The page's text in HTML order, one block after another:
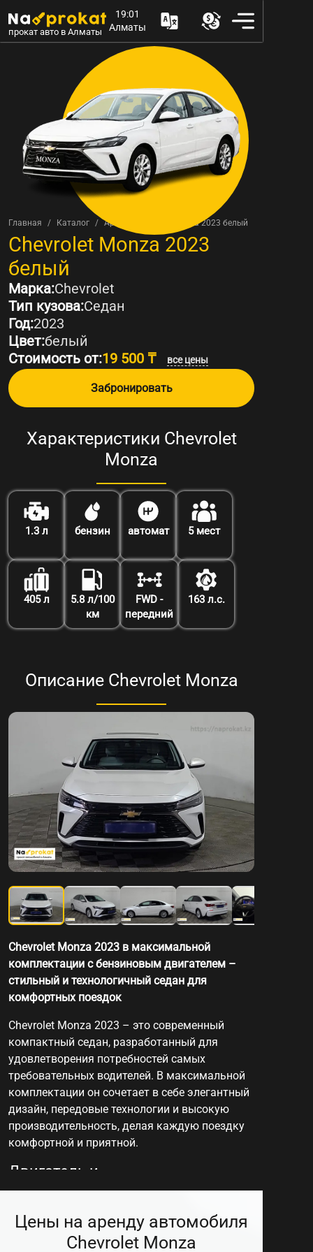
прокат авто в Алматы
19:01
Алматы
Главная Каталог Аренда Chevrolet Monza 2023 белый
Аренда
Chevrolet Monza 2023
белый
Марка:Chevrolet
Тип кузова:Седан
Год:2023
Цвет:белый
Стоимость от:19 500 ₸ все цены
Забронировать
Характеристики Chevrolet
Monza
1.3 л бензин автомат 5 мест
405 л
5.8 л/100
км
FWD -
передний
163 л.с.
Описание Chevrolet Monza
Chevrolet Monza 2023 в максимальной
комплектации с бензиновым двигателем –
стильный и технологичный седан для
комфортных поездок
Chevrolet Monza 2023 – это современный
компактный седан, разработанный для
удовлетворения потребностей самых
требовательных водителей. В максимальной
комплектации он сочетает в себе элегантный
дизайн, передовые технологии и высокую
производительность, делая каждую поездку
комфортной и приятной.
Двигатель и
производительность
оснащается 1,3-литровым турбированным
бензиновым двигателем мощностью 163 л.с.
Цены на аренду автомобиля
Chevrolet Monza